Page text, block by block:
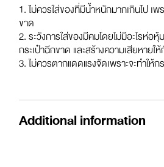
1. ไม่ควรใส่ของที่มีน้ำหนักมากเกินไป เพ
ขาด
2. ระวังการใส่ของมีคมโดยไม่มีอะไรห่อ
กระเป๋าฉีกขาด และสร้างความเสียหายใ
3. ไม่ควรตากแดดแรงจัดเพราะจะทำให้
Additional information